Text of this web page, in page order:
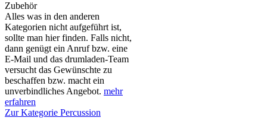
Zubehör
Alles was in den anderen
Kategorien nicht aufgeführt ist,
sollte man hier finden. Falls nicht,
dann genügt ein Anruf bzw. eine
E-Mail und das drumladen-Team
versucht das Gewünschte zu
beschaffen bzw. macht ein
unverbindliches Angebot. mehr
erfahren
Zur Kategorie Percussion